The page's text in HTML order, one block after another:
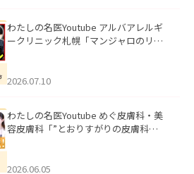
わたしの名医Youtube アルバアレルギ
ークリニック札幌「マンジャロのリア
た。
2026.07.10
わたしの名医Youtube めぐ皮膚科・美
容皮膚科「”とおりすがりの皮膚科
2026.06.05